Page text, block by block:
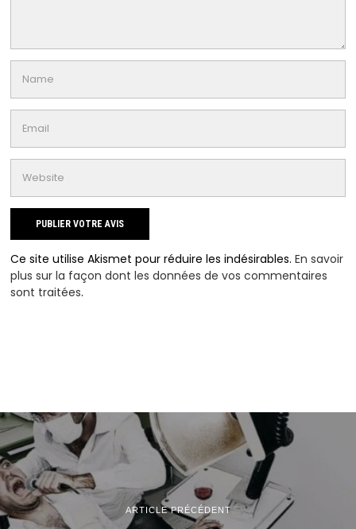
Ce site utilise Akismet pour réduire les indésirables.En savoir
plus sur la façon dont les données de vos commentaires
sont traitées.
ARTICLE PRÉCÉDENT